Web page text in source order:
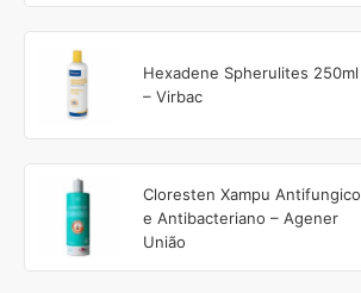
Hexadene Spherulites 250ml
– Virbac
Cloresten Xampu Antifungico
e Antibacteriano – Agener
União